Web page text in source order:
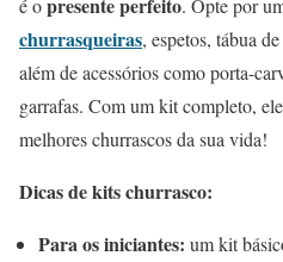
é o
. Opte por
churrasqueiras, espetos, tábua
além de acessórios como porta-
garrafas. Com um kit completo,
melhores churrascos da sua vida!
Dicas de kits churrasco:
Para os iniciantes: um kit